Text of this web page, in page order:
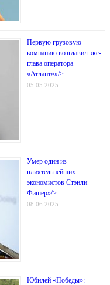
Первую грузовую
компанию возглавил экс-
глава оператора
«Атлант»»/>
05.05.2025
Умер один из
влиятельнейших
экономистов Стэнли
Фишер»/>
08.06.2025
Юбилей «Победы»: